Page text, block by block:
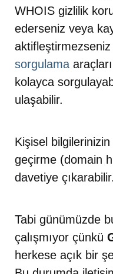
WHOIS gizlilik
ederseniz veya
sorgulama
kolayca
ulaşabilir.
Kişisel bilgilerinizin
geçirme (domain
davetiye çıkarabilir.
Tabi günümüzde
çalışmıyor çünkü
herkese açık bir